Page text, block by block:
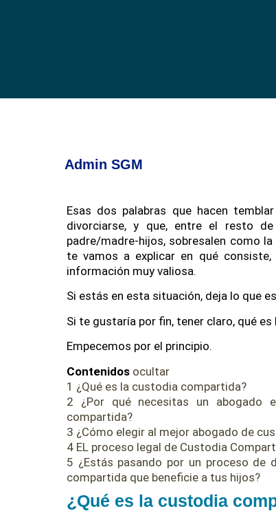
Admin SGM
Esas dos palabras que hacen
divorciarse, y que, entre el resto
padre/madre-hijos, sobresalen como
te vamos a explicar en qué
información muy valiosa.
Si estás en esta situación, deja lo que
Si te gustaría por fin, tener claro, qué
Empecemos por el principio.
Contenidos ocultar
1 ¿Qué es la custodia compartida?
2
¿Por qué necesitas un abogado
compartida?
3 ¿Cómo elegir al mejor abogado de
4 EL proceso legal de Custodia
5 ¿Estás pasando por un proceso de
compartida que beneficie a tus hijos?
¿ Qué es la custodia